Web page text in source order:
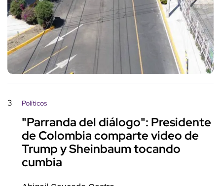
3 Políticos
"Parranda del diálogo": Presidente
de Colombia comparte video de
Trump y Sheinbaum tocando
cumbia